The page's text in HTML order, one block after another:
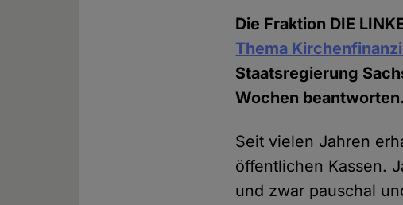
Die Fraktion DIE
Thema
Staatsregierung
Wochen beantworten.
Seit vielen Jahren
öffentlichen Kassen.
und zwar pauschal